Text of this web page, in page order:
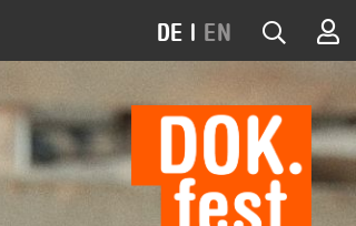
DE | EN